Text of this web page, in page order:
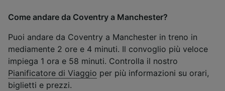
Come andare da Coventry a Manchester?
Puoi andare da Coventry a Manchester in treno in
mediamente 2 ore e 4 minuti. Il convoglio più veloce
impiega 1 ora e 58 minuti. Controlla il nostro
Pianificatore di Viaggio per più informazioni su orari,
biglietti e prezzi.